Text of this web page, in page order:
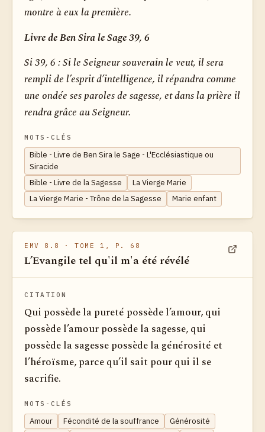
montre à eux la première.
Livre de Ben Sira le Sage 39, 6
Si 39, 6 :Si le Seigneur souverain le veut, il sera
rempli de l’esprit d’intelligence, il répandra comme
une ondée ses paroles de sagesse, et dans la prière il
rendra grâce au Seigneur.
MOTS-CLÉS
Bible - Livre de Ben Sira le Sage - L'Ecclésiastique ou
Siracide
Bible - Livre de la Sagesse
La Vierge Marie
La Vierge Marie - Trône de la Sagesse
Marie enfant
EMV 8.8 · TOME 1, P. 68
L’Evangile tel qu'il m'a été révélé
CITATION
Qui possède la pureté possède l’amour, qui
possède l’amour possède la sagesse, qui
possède la sagesse possède la générosité et
l’héroïsme, parce qu’il sait pour qui il se
sacrifie.
MOTS-CLÉS
Amour Fécondité de la souffrance Générosité